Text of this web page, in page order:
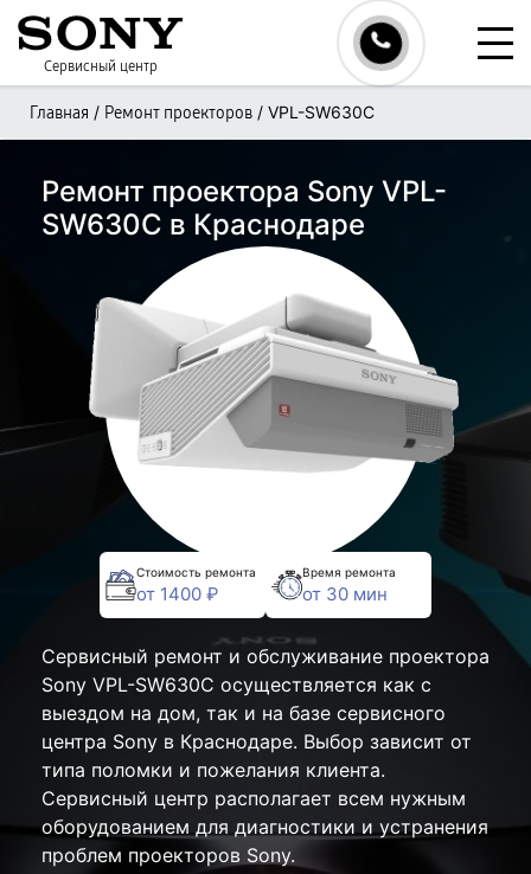
Сервисный центр
Главная / Ремонт проекторов / VPL-SW630C
Ремонт проектора Sony VPL-
SW630C в Краснодаре
Стоимость ремонта
от 1400 ₽
Время ремонта
от 30 мин
Сервисный ремонт и обслуживание проектора
Sony VPL-SW630C осуществляется как с
выездом на дом, так и на базе сервисного
центра Sony в Краснодаре. Выбор зависит от
типа поломки и пожелания клиента.
Сервисный центр располагает всем нужным
оборудованием для диагностики и устранения
проблем проекторов Sony.